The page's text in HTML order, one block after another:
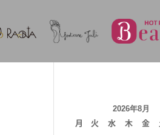
2026年8月
月 火 水 木 金